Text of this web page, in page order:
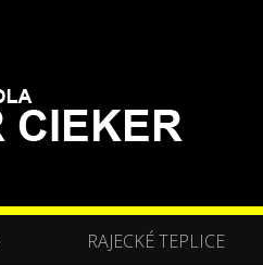
RAJECKÉ TEPLICE